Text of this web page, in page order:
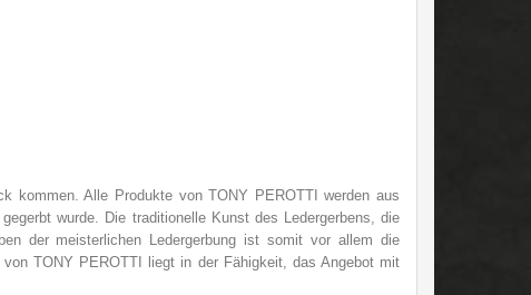
kommen. Alle Produkte von TONY PEROTTI werden aus
wurde. Die traditionelle Kunst des Ledergerbens, die
der meisterlichen Ledergerbung ist somit vor allem die
TONY PEROTTI liegt in der Fähigkeit, das Angebot mit